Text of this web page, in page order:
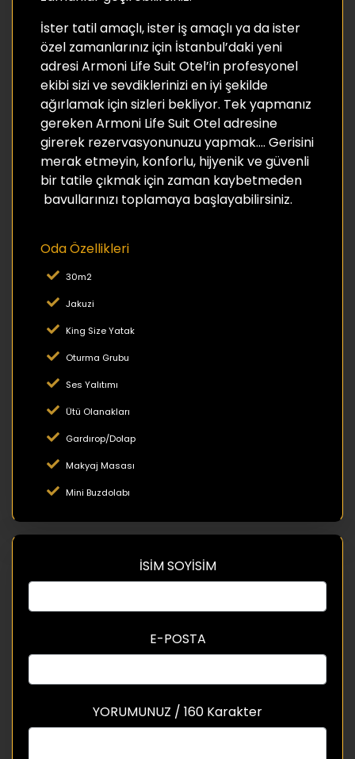
İster tatil amaçlı, ister iş amaçlı ya da ister
özel zamanlarınız için İstanbul’daki yeni
adresi Armoni Life Suit Otel’in profesyonel
ekibi sizi ve sevdiklerinizi en iyi şekilde
ağırlamak için sizleri bekliyor. Tek yapmanız
gereken Armoni Life Suit Otel adresine
girerek rezervasyonunuzu yapmak…. Gerisini
merak etmeyin, konforlu, hijyenik ve güvenli
bir tatile çıkmak için zaman kaybetmeden
bavullarınızı toplamaya başlayabilirsiniz.
Oda Özellikleri
30m2
Jakuzi
King Size Yatak
Oturma Grubu
Ses Yalıtımı
Ütü Olanakları
Gardırop/Dolap
Makyaj Masası
Mini Buzdolabı
İSİM SOYİSİM
E-POSTA
YORUMUNUZ / 160 Karakter